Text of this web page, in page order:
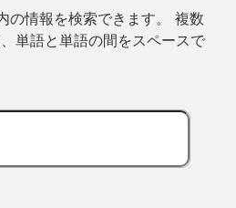
の情報を検索できます。 複数
単語と単語の間をスペースで